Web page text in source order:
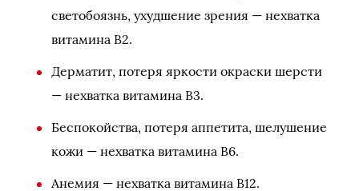
светобоязнь, ухудшение зрения — нехватка
витамина В2.
Дерматит, потеря яркости окраски шерсти
— нехватка витамина В3.
Беспокойства, потеря аппетита, шелушение
кожи — нехватка витамина В6.
Анемия — нехватка витамина В12.